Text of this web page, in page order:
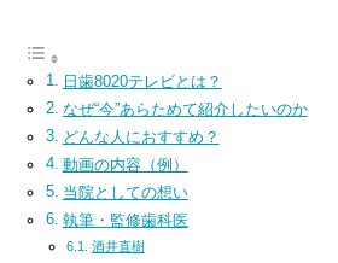
日歯8020テレビとは？
なぜ“今”あらためて紹介したいのか
どんな人におすすめ？
動画の内容（例）
当院としての想い
執筆・監修歯科医
酒井直樹